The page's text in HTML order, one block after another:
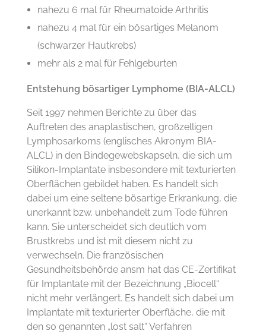
nahezu 6 mal für Rheumatoide Arthritis
nahezu 4 mal für ein bösartiges Melanom
(schwarzer Hautkrebs)
mehr als 2 mal für Fehlgeburten
Entstehung bösartiger Lymphome (BIA-ALCL)
Seit 1997 nehmen Berichte zu über das
Auftreten des anaplastischen, großzelligen
Lymphosarkoms (englisches Akronym BIA-
ALCL) in den Bindegewebskapseln, die sich um
Silikon-Implantate insbesondere mit texturierten
Oberflächen gebildet haben. Es handelt sich
dabei um eine seltene bösartige Erkrankung, die
unerkannt bzw. unbehandelt zum Tode führen
kann. Sie unterscheidet sich deutlich vom
Brustkrebs und ist mit diesem nicht zu
verwechseln. Die französischen
Gesundheitsbehörde ansm hat das CE-Zertifikat
für Implantate mit der Bezeichnung „Biocell“
nicht mehr verlängert. Es handelt sich dabei um
Implantate mit texturierter Oberfläche, die mit
den so genannten „lost salt“ Verfahren